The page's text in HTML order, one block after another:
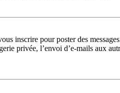
inscrire pour poster des
privée, l’envoi d’e-mails aux